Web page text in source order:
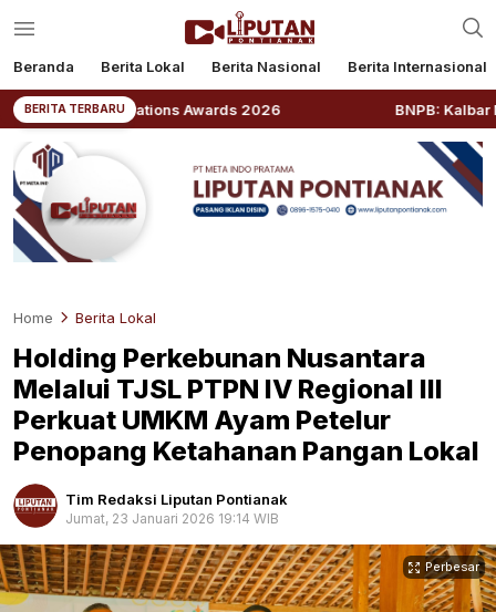
Beranda Berita Lokal Berita Nasional Berita Internasional
BERITA TERBARU
Awards 2026 BNPB: Kalbar Masuk
Home Berita Lokal
Holding Perkebunan Nusantara
Melalui TJSL PTPN IV Regional III
Perkuat UMKM Ayam Petelur
Penopang Ketahanan Pangan Lokal
Tim Redaksi Liputan Pontianak
Jumat, 23 Januari 2026 19:14 WIB
Perbesar